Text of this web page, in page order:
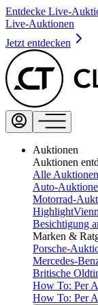
Entdecke Live-
Live-Auktionen
Jetzt entdecken
Auktionen
Auktionen
Alle Auktionen
Auto-
Motorrad-
Highlight
Besichtigung
Marken &
Porsche-
Mercedes-
Britische
How To: Per
How To: Per